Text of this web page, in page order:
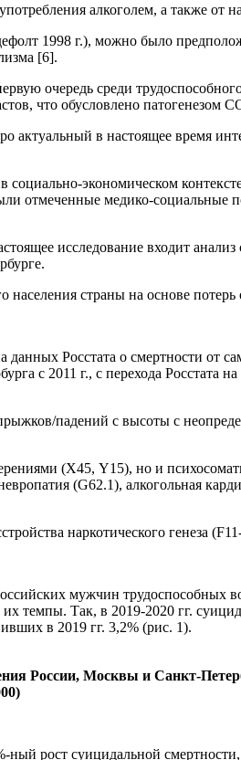
алкоголем, а также от
1998 г.), можно было
[6].
очередь среди
что обусловлено патогенезом
актуальный в настоящее время
социально-экономическом
отмеченные медико-социальные
исследование входит анализ
населения страны на основе
Росстата о смертности от
с 2011 г., с перехода Росстата
падений с высоты с
(Х45, Y15), но и
(G62.1), алкогольная
наркотического генеза
мужчин трудоспособных
темпы. Так, в 2019-2020 гг.
в 2019 гг. 3,2% (рис. 1).
России, Москвы и Санкт-
ный рост суицидальной